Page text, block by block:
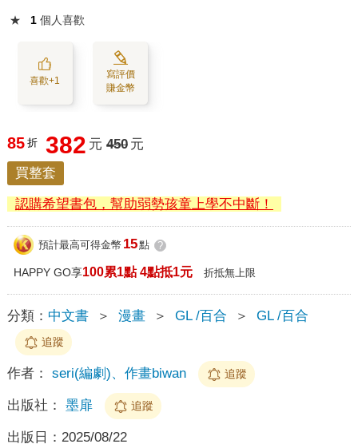
★ 1 個人喜歡
喜歡+1
寫評價
賺金幣
85 折 382 元 450 元
買整套
認購希望書包，幫助弱勢孩童上學不中斷！
預計最高可得金幣 15點 ?
HAPPY GO享100累1點 4點抵1元 折抵無上限
分類： 中文書 ＞ 漫畫 ＞ GL /百合 ＞ GL /百合
追蹤
作者： seri(編劇)、作畫biwan 追蹤
出版社： 墨扉 追蹤
出版日： 2025/08/22